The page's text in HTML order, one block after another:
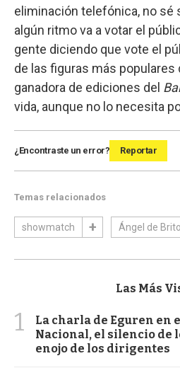
eliminación telefónica, no sé
algún ritmo va a votar el
gente diciendo que vote el
de las figuras más
ganadora de ediciones del
vida, aunque no lo necesita
¿Encontraste un error? Reportar
Temas relacionados
showmatch Ángel de Brito
Las Más
1
La charla de Eguren en
Nacional, el silencio de
enojo de los dirigentes